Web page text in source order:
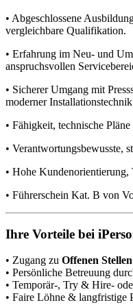
• Abgeschlossene
vergleichbare Qualifikation.
• Erfahrung im Neu- und
anspruchsvollen
• Sicherer Umgang mit
moderner
• Fähigkeit, technische
• Verantwortungsbewusste,
• Hohe Kundenorientierung,
• Führerschein Kat. B von
Ihre Vorteile bei
• Zugang zu Offenen
• Persönliche Betreuung
• Temporär-, Try & Hire-
• Faire Löhne & langfristige